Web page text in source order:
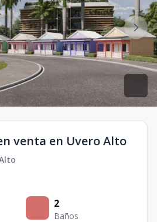
venta en Uvero Alto
2
Baños